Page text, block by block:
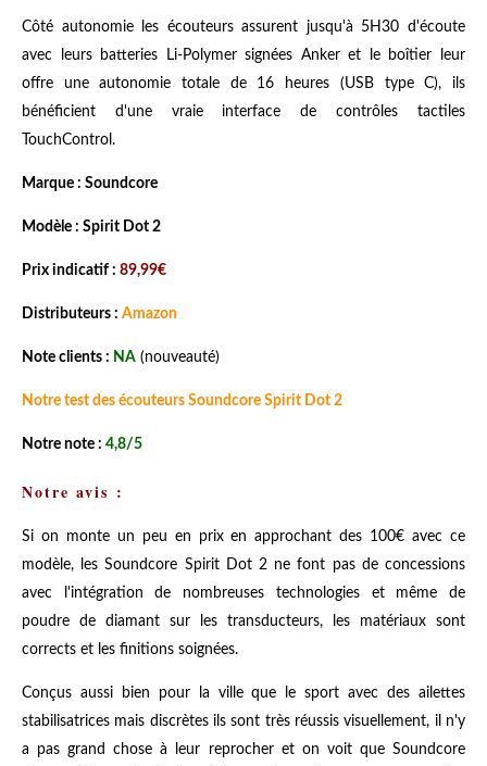
Côté autonomie les écouteurs assurent jusqu'à 5H30 d'écoute
avec leurs batteries Li-Polymer signées Anker et le boîtier leur
offre une autonomie totale de 16 heures (USB type C), ils
bénéficient d'une vraie interface de contrôles tactiles
TouchControl.
Marque : Soundcore
Modèle : Spirit Dot 2
Prix indicatif : 89,99€
Distributeurs : Amazon
Note clients : NA (nouveauté)
Notre test des écouteurs Soundcore Spirit Dot 2
Notre note : 4,8/5
Notre avis :
Si on monte un peu en prix en approchant des 100€ avec ce
modèle, les Soundcore Spirit Dot 2 ne font pas de concessions
avec l'intégration de nombreuses technologies et même de
poudre de diamant sur les transducteurs, les matériaux sont
corrects et les finitions soignées.
Conçus aussi bien pour la ville que le sport avec des ailettes
stabilisatrices mais discrètes ils sont très réussis visuellement, il n'y
a pas grand chose à leur reprocher et on voit que Soundcore